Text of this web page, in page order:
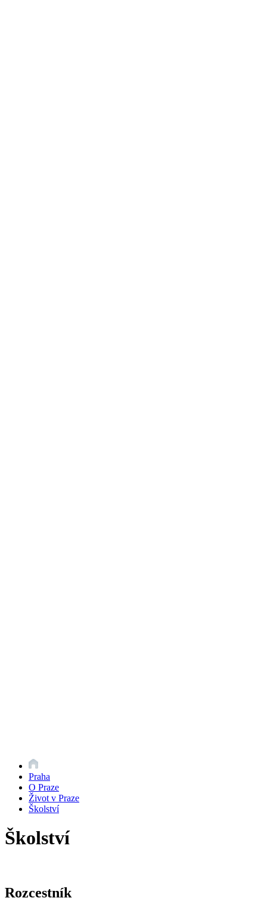
Praha
O Praze
Život v Praze
Školství
Školství
Rozcestník